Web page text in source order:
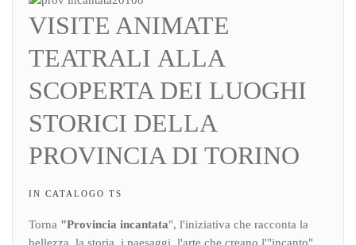
VISITE ANIMATE
TEATRALI ALLA
SCOPERTA DEI LUOGHI
STORICI DELLA
PROVINCIA DI TORINO
IN CATALOGO TS
Torna "Provincia incantata", l'iniziativa che racconta la
bellezza, la storia, i paesaggi, l'arte che creano l'"incanto"